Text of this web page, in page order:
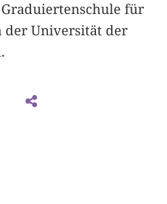
für
der Universität der